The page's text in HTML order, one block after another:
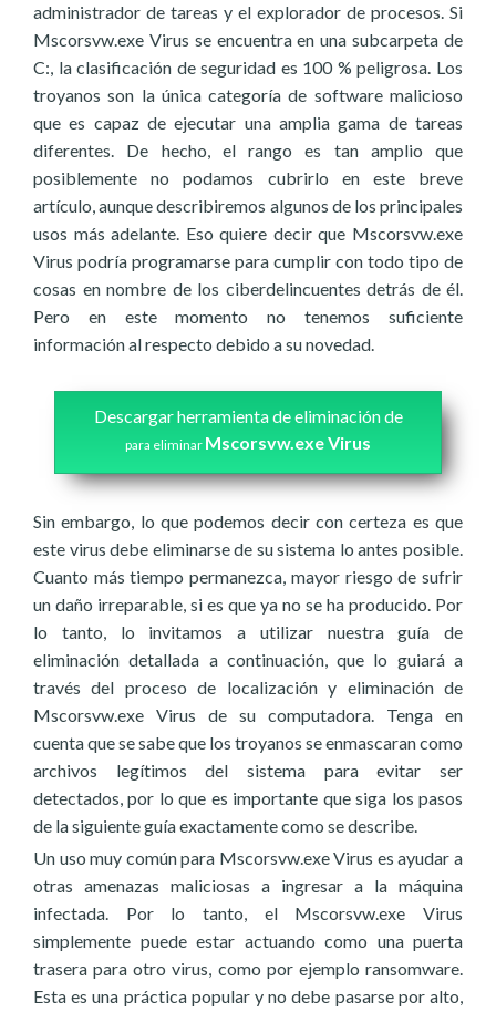
administrador de tareas y el explorador de procesos. Si
Mscorsvw.exe Virus se encuentra en una subcarpeta de
C:, la clasificación de seguridad es 100 % peligrosa. Los
troyanos son la única categoría de software malicioso
que es capaz de ejecutar una amplia gama de tareas
diferentes. De hecho, el rango es tan amplio que
posiblemente no podamos cubrirlo en este breve
artículo, aunque describiremos algunos de los principales
usos más adelante. Eso quiere decir que Mscorsvw.exe
Virus podría programarse para cumplir con todo tipo de
cosas en nombre de los ciberdelincuentes detrás de él.
Pero en este momento no tenemos suficiente
información al respecto debido a su novedad.
Descargar herramienta de eliminación de
para eliminar Mscorsvw.exe Virus
Sin embargo, lo que podemos decir con certeza es que
este virus debe eliminarse de su sistema lo antes posible.
Cuanto más tiempo permanezca, mayor riesgo de sufrir
un daño irreparable, si es que ya no se ha producido. Por
lo tanto, lo invitamos a utilizar nuestra guía de
eliminación detallada a continuación, que lo guiará a
través del proceso de localización y eliminación de
Mscorsvw.exe Virus de su computadora. Tenga en
cuenta que se sabe que los troyanos se enmascaran como
archivos legítimos del sistema para evitar ser
detectados, por lo que es importante que siga los pasos
de la siguiente guía exactamente como se describe.
Un uso muy común para Mscorsvw.exe Virus es ayudar a
otras amenazas maliciosas a ingresar a la máquina
infectada. Por lo tanto, el Mscorsvw.exe Virus
simplemente puede estar actuando como una puerta
trasera para otro virus, como por ejemplo ransomware.
Esta es una práctica popular y no debe pasarse por alto,